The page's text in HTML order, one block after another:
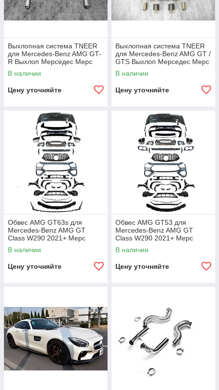
Выхлопная система TNEER
для Mercedes-Benz AMG GT-
R Выхлоп Мерседес Мерс
Амг
В наличии
Цену уточняйте
Выхлопная система TNEER
для Mercedes-Benz AMG GT /
GTS Выхлоп Мерседес Мерс
Амг
В наличии
Цену уточняйте
Обвес AMG GT63s для
Mercedes-Benz AMG GT
Class W290 2021+ Мерс
Переделка GT 63 S Бампер
Решетка радиатора
В наличии
Цену уточняйте
Обвес AMG GT53 для
Mercedes-Benz AMG GT
Class W290 2021+ Мерс
Переделка Бампер Решетка
радиатора
В наличии
Цену уточняйте